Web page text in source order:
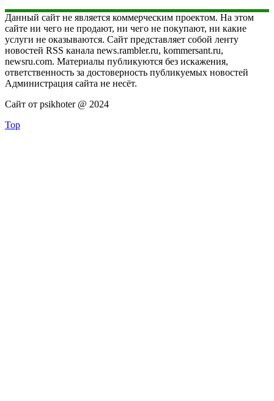
Данный сайт не является коммерческим проектом. На этом
сайте ни чего не продают, ни чего не покупают, ни какие
услуги не оказываются. Сайт представляет собой ленту
новостей RSS канала news.rambler.ru, kommersant.ru,
newsru.com. Материалы публикуются без искажения,
ответственность за достоверность публикуемых новостей
Администрация сайта не несёт.
Сайт от psikhoter @ 2024
Top